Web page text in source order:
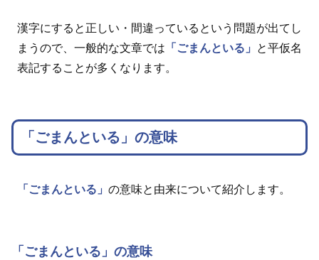
漢字にすると正しい・間違っているという問題が出てし
まうので、一般的な文章では 「ごまんといる」
と平仮名
表記することが多くなります。
「ごまんといる」の意味
「ごまんといる」 の意味と由来について紹介します。
「ごまんといる」の意味